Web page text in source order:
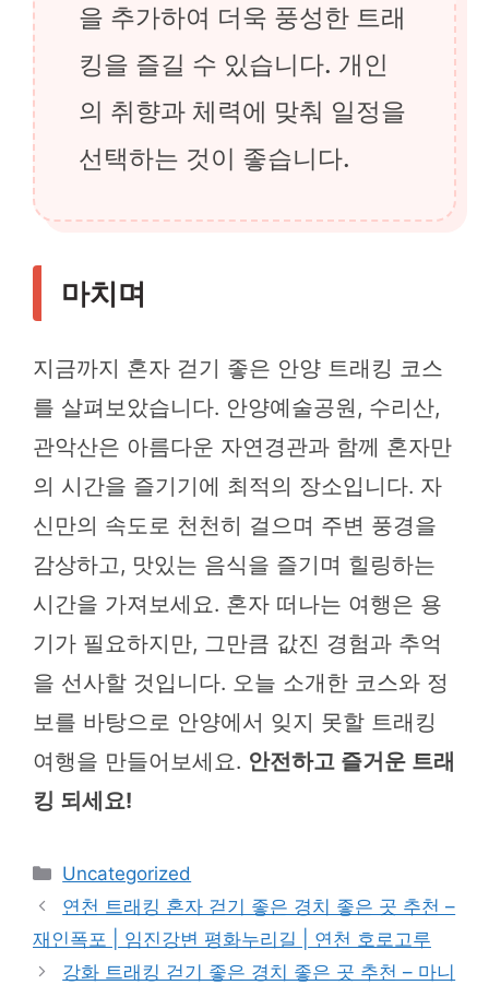
을 추가하여 더욱 풍성한 트래
킹을 즐길 수 있습니다. 개인
의 취향과 체력에 맞춰 일정을
선택하는 것이 좋습니다.
마치며
지금까지 혼자 걷기 좋은 안양 트래킹 코스
를 살펴보았습니다. 안양예술공원, 수리산,
관악산은 아름다운 자연경관과 함께 혼자만
의 시간을 즐기기에 최적의 장소입니다. 자
신만의 속도로 천천히 걸으며 주변 풍경을
감상하고, 맛있는 음식을 즐기며 힐링하는
시간을 가져보세요. 혼자 떠나는 여행은 용
기가 필요하지만, 그만큼 값진 경험과 추억
을 선사할 것입니다. 오늘 소개한 코스와 정
보를 바탕으로 안양에서 잊지 못할 트래킹
여행을 만들어보세요. 안전하고 즐거운 트래
킹 되세요!
카
테
리
Uncategorized
연천 트래킹 혼자 걷기 좋은 경치 좋은 곳 추천 –
재인폭포 | 임진강변 평화누리길 | 연천 호로고루
강화 트래킹 걷기 좋은 경치 좋은 곳 추천 – 마니